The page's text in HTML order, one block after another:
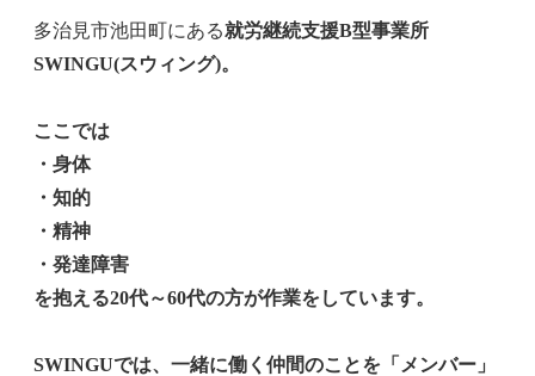
多治見市池田町にある就労継続支援B型事業所
SWINGU(スウィング)。
ここでは
・身体
・知的
・精神
・発達障害
を抱える20代～60代の方が作業をしています。
SWINGUでは、一緒に働く仲間のことを「メンバー」